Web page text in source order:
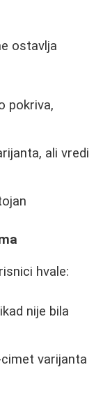
ostavlja
pokriva,
ali vredi
hvale:
nije bila
varijanta